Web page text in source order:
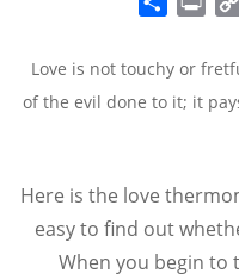
“Love is not touchy or
of the evil done to it; it
Here is the love
easy to find out
When you begin to